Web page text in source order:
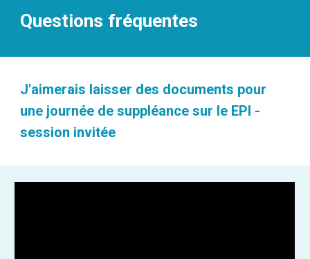
Questions fréquentes
J'aimerais laisser des documents pour
une journée de suppléance sur le EPI -
session invitée